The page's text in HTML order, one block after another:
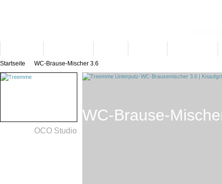
Startseite WC-Brause-Mischer 3.6
OCO Studio
WC-Brause-